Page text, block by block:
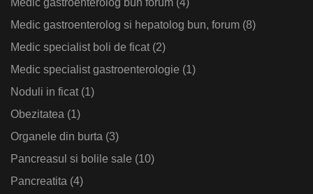
Medic gastroenterolog si hepatolog bun, forum (8)
Medic specialist boli de ficat(2)
Medic specialist gastroenterologie (1)
Noduli in ficat(1)
Obezitatea (1)
Organele din burta (3)
Pancreasul si bolile sale (10)
Pancreatita (4)